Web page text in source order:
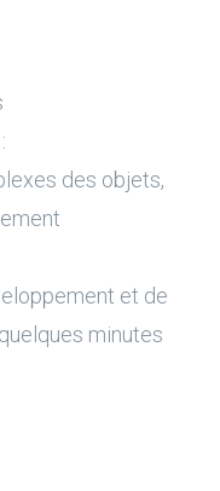
des objets,
et de
minutes